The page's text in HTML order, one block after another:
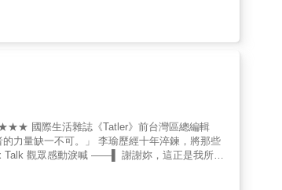
痕，鑲成了獨一無二的人生印記。 愛的缺
的人生故事，修補破碎的關係，修補破碎的心。
中鑽出來，照見了自己，也照見他人與世界，既
人 劉清彥
人來定論。」當她把一個髒亂的家打理得窗明
信任的尊嚴。蔡美玉知道這份工作很累，但卻能
者變成了助人者。她對團隊伙伴嚴格把關，那是
回望這28年，蔡美玉的打掃事業從不缺客人，
她難堪的人，也成了磨練她心志的另類恩人。蔡
力量：每一場崩潰，都是一次跳躍升級！書中記
所有身處低谷者的「強效強心針」。▍善的循
成培訓弱勢女性。看這群「打掃阿桑」如何團結
規。作者以身作則，將勞力工作翻轉為令人敬重
耀的鑽石。◎專文推薦賴靜嫻（寶島聯播網總經
為打掃阿桑的伙伴）鐘琬寗、鐘唯端（女兒）
建立自己的媒體品牌。一路走來，她得到過許多